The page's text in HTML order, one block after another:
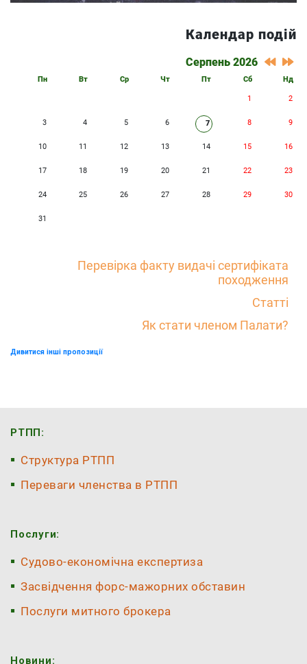
Календар подій
Серпень 2026
Пн Вт Ср Чт Пт Сб Нд
1 2
3 4 5 6 7 8 9
10 11 12 13 14 15 16
17 18 19 20 21 22 23
24 25 26 27 28 29 30
31
Перевірка факту видачі сертифіката
походження
Статті
Як стати членом Палати?
Дивитися інші пропозиції
РТПП:
Структура РТПП
Переваги членства в РТПП
Послуги:
Судово-економічна експертиза
Засвідчення форс-мажорних обставин
Послуги митного брокера
Новини: